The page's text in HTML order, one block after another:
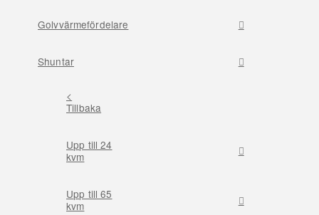
Golvvärmefördelare
Shuntar
<
Tillbaka
Upp till 24
kvm
Upp till 65
kvm